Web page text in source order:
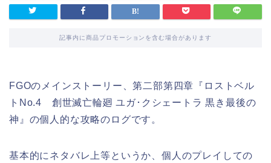
記事内に商品プロモーションを含む場合があります
FGOのメインストーリー、第二部第四章『ロストベル
トNo.4 創世滅亡輪廻 ユガ･クシェートラ 黒き最後の
神』の個人的な攻略のログです。
基本的にネタバレ上等というか、個人のプレイしての